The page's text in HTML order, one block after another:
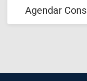
Agendar